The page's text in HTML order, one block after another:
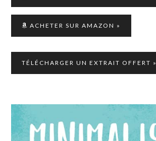
ACHETER SUR AMAZON »
TÉLÉCHARGER UN EXTRAIT OFFERT »